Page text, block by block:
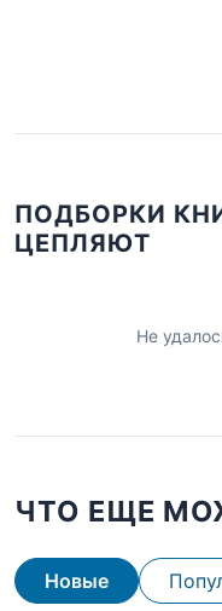
ПОДБОРКИ
ЦЕПЛЯЮТ
Не
ЧТО ЕЩЕ
Новые